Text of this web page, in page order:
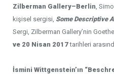
Zilberman Gallery–Berlin,
kişisel sergisi, Some Descriptive
Sergi, Zilberman Gallery’nin
ve 20 Nisan 2017tarihleri
İsmini Wittgenstein’ın